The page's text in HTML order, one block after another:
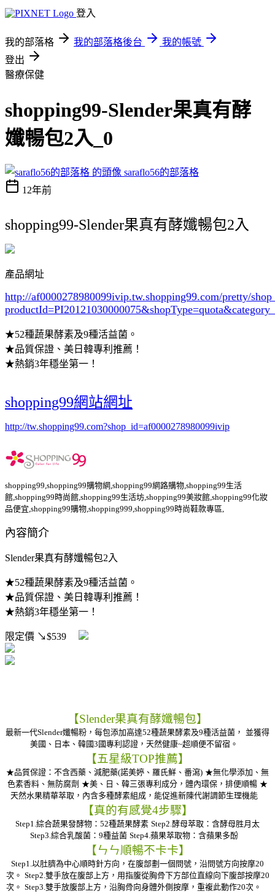
登入
我的部落格 我的部落格後台
我的帳號
登出
醫療保健
shopping99-Slender果真有酵
孅暢包2入_0
saraflo56的部落格
12年前
shopping99-Slender果真有酵孅暢包2入
產品網址
http://af0000278980099ivip.tw.shopping99.com/pretty/
★52種蔬果酵素及9種活益菌。
★品質保證、美日韓專利推薦！
★熱銷3年穩坐第一！
shopping99網站網址
http://tw.shopping99.com?shop_id=af0000278980099ivip
shopping99,shopping99購物網,shopping99網路購物,shopping99生活
館,shopping99時尚館,shopping99生活坊,shopping99美妝館,shopping99化妝
品便宜,shopping99購物,shopping999,shopping99時尚鞋款專區,
內容簡介
Slender果真有酵孅暢包2入
★52種蔬果酵素及9種活益菌。
★品質保證、美日韓專利推薦！
★熱銷3年穩坐第一！
限定價 ↘$539
【Slender果真有酵孅暢包】
最新一代Slender孅暢粉，每包添加高達52種蔬果酵素及9種活益菌，
並獲得
美國、日本、韓國3國專利認證，天然健康~超順便不留宿。
【五星級TOP推薦】
★品質保證：不含西藥、減肥藥(諾美婷、羅氏鮮、番瀉) ★無化學添加、無
色素香料、無防腐劑 ★美、日、韓三張專利成分，體內環保，排便順暢 ★
天然水果精華萃取，內含多種酵素組成，能促進新陳代謝調節生理機能
【真的有感覺4步驟】
Step1.綜合蔬果發酵物：52種蔬果酵素 Step2.酵母萃取：含酵母胜月太
Step3.綜合乳酸菌：9種益菌 Step4.蘋果萃取物：含蘋果多酚
【ㄣㄣ順暢不卡卡】
Step1.以肚臍為中心順時針方向，在腹部劃一個問號，沿問號方向按摩20
次。 Step2.雙手放在腹部上方，用指腹從胸骨下方部位直線向下腹部按摩20
次。 Step3.雙手放腹部上方，沿胸骨向身體外側按摩，重複此動作20次。